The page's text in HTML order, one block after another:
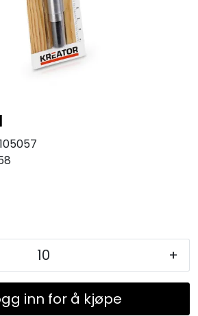
+
inn for å kjøpe